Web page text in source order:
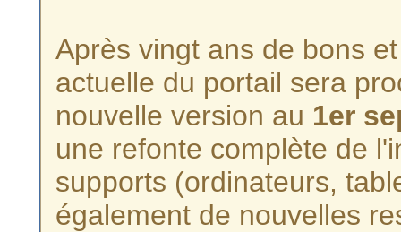
Après vingt ans de bons
actuelle du portail sera
nouvelle version au 1er
une refonte complète de
supports (ordinateurs,
également de nouvelles